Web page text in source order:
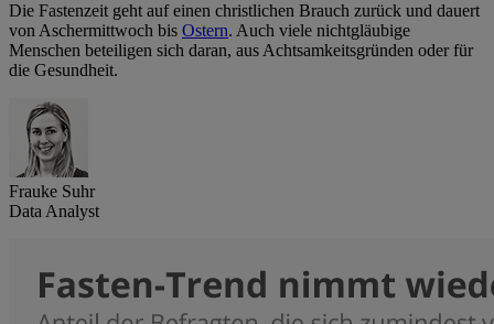
Die Fastenzeit geht auf einen christlichen Brauch zurück und dauert
von Aschermittwoch bis Ostern. Auch viele nichtgläubige
Menschen beteiligen sich daran, aus Achtsamkeitsgründen oder für
die Gesundheit.
Frauke Suhr
Data Analyst